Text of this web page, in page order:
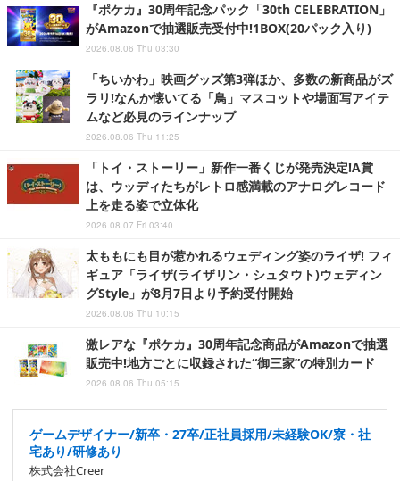
『ポケカ』30周年記念パック「30th CELEBRATION」
がAmazonで抽選販売受付中!1BOX(20パック入り)
2026.08.06 Thu 03:30
「ちいかわ」映画グッズ第3弾ほか、多数の新商品がズ
ラリ!なんか懐いてる「鳥」マスコットや場面写アイテ
ムなど必見のラインナップ
2026.08.06 Thu 11:25
「トイ・ストーリー」新作一番くじが発売決定!A賞
は、ウッディたちがレトロ感満載のアナログレコード
上を走る姿で立体化
2026.08.07 Fri 03:40
太ももにも目が惹かれるウェディング姿のライザ! フィ
ギュア「ライザ(ライザリン・シュタウト)ウェディン
グStyle」が8月7日より予約受付開始
2026.08.06 Thu 10:15
激レアな『ポケカ』30周年記念商品がAmazonで抽選
販売中!地方ごとに収録された“御三家”の特別カード
2026.08.06 Thu 05:15
ゲームデザイナー/新卒・27卒/正社員採用/未経験OK/寮・社
宅あり/研修あり
株式会社Creer